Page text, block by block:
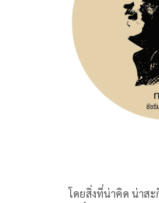
โดยสิ่งที่น่าคิด น่าสะ